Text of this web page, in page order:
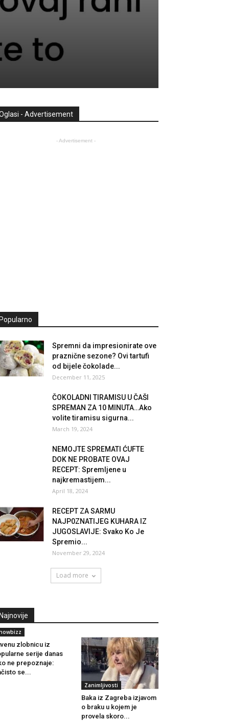
- Advertisement
- Advertisement -
Spremni da impresionirate ove
praznične sezone? Ovi tartufi
od bijele čokolade...
December 11, 2025
ČOKOLADNI TIRAMISU U ČAŠI
SPREMAN ZA 10 MINUTA…Ako
volite tiramisu sigurna...
March 19, 2024
NEMOJTE SPREMATI ĆUFTE
DOK NE PROBATE OVAJ
RECEPT: Spremljene u
najkremastijem...
April 18, 2024
RECEPT ZA SARMU
NAJP0ZNATIJEG KUHARA IZ
JUGOSLAVIJE: Svako Ko Je
Spremio...
November 29, 2024
Load more
zlobnicu iz
serije danas
ne prepoznaje:
se...
Zanimljivosti
Baka iz Zagreba izjavom
o braku u kojem je
provela skoro...